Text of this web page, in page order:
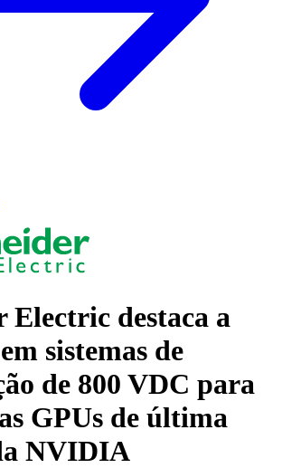
Electric destaca a
sistemas de
de 800 VDC para
GPUs de última
NVIDIA